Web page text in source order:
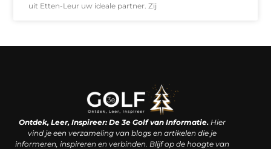
uit Etten-Leur uw ideale partner. Zij
Ontdek, Leer, Inspireer: De 3e Golf van Informatie.Hier
vind je een verzameling van blogs en artikelen die je
informeren, inspireren en verbinden. Blijf op de hoogte van